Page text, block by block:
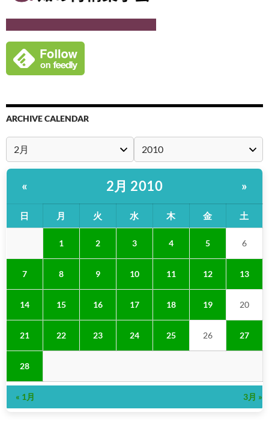
ARCHIVE CALENDAR
« 2月 2010 »
日 月 火 水 木 金 土
1 2 3 4 5 6
7 8 9 10 11 12 13
14 15 16 17 18 19 20
21 22 23 24 25 26 27
28
« 1月 3月 »